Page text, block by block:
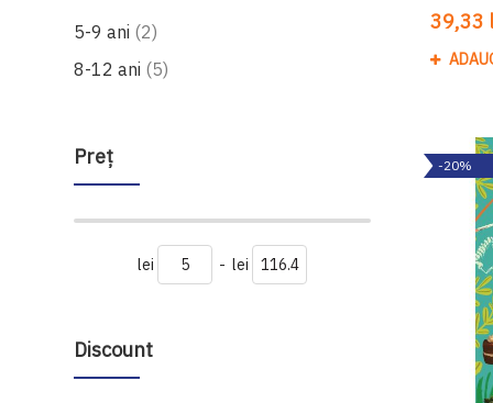
5-9 ani 2produse
8-12 ani
5produse
Preţ
lei - lei
Discount
39,33
-20%